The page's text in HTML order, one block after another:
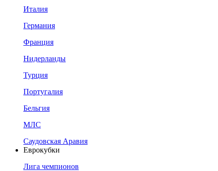
Италия
Германия
Франция
Нидерланды
Турция
Португалия
Бельгия
МЛС
Саудовская Аравия
Еврокубки
Лига чемпионов